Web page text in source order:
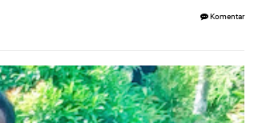
Komentar